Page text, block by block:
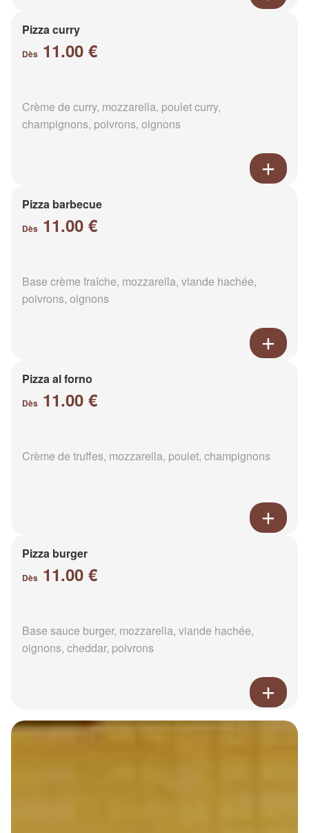
Pizza curry
Dès 11.00 €
Crème de curry, mozzarella, poulet curry,
champignons, poivrons, oignons
Pizza barbecue
Dès 11.00 €
Base crème fraîche, mozzarella, viande hachée,
poivrons, oignons
Pizza al forno
Dès 11.00 €
Crème de truffes, mozzarella, poulet, champignons
Pizza burger
Dès 11.00 €
Base sauce burger, mozzarella, viande hachée,
oignons, cheddar, poivrons